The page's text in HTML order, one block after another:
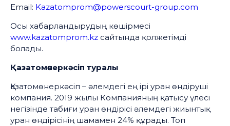
Email: Kazatomprom@powerscourt-group.com
Осы хабарландырудың көшірмесі
www.kazatomprom.kz сайтында қолжетімді
болады.
Қазатомөнеркәсіп туралы
Қазатомөнеркәсіп – әлемдегі ең ірі уран өндіруші
компания. 2019 жылы Компанияның қатысу үлесі
негізінде табиғи уран өндірісі әлемдегі жиынтық
уран өндірісінің шамамен 24% құрады. Топ